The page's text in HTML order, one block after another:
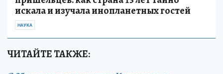
искала и изучала инопланетных гостей
НАУКА
ЧИТАЙТЕ ТАКЖЕ: